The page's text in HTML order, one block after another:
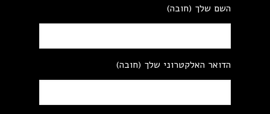
השם שלך (חובה)
הדואר האלקטרוני שלך (חובה)